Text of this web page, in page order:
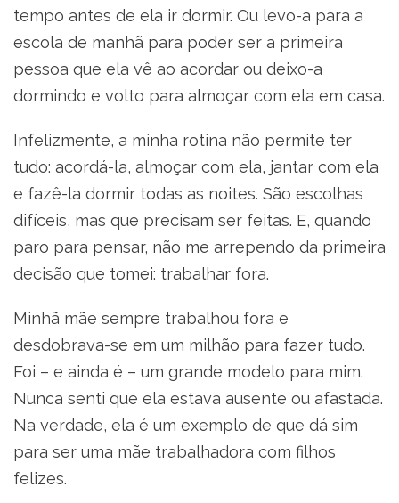
tempo antes de ela ir dormir. Ou levo-a para a
escola de manhã para poder ser a primeira
pessoa que ela vê ao acordar ou deixo-a
dormindo e volto para almoçar com ela em casa.
Infelizmente, a minha rotina não permite ter
tudo: acordá-la, almoçar com ela, jantar com ela
e fazê-la dormir todas as noites. São escolhas
difíceis, mas que precisam ser feitas. E, quando
paro para pensar, não me arrependo da primeira
decisão que tomei: trabalhar fora.
Minhã mãe sempre trabalhou fora e
desdobrava-se em um milhão para fazer tudo.
Foi – e ainda é – um grande modelo para mim.
Nunca senti que ela estava ausente ou afastada.
Na verdade, ela é um exemplo de que dá sim
para ser uma mãe trabalhadora com filhos
felizes.